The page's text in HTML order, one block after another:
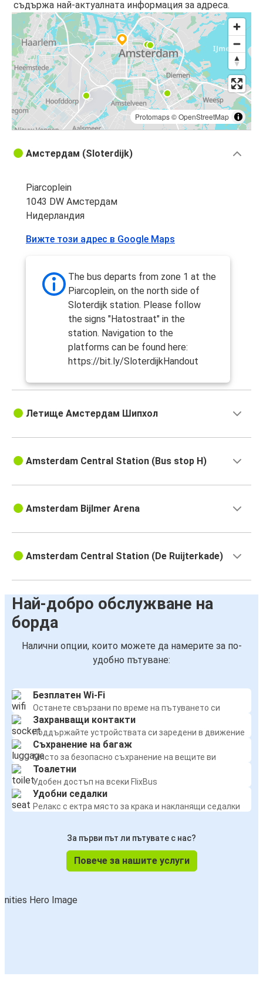
съдържа най-актуалната информация за адреса.
Protomaps©OpenStreetMap
Амстердам (Sloterdijk)
Piarcoplein
1043 DW Амстердам
Нидерландия
Вижте този адрес в Google Maps
The bus departs from zone 1 at the
Piarcoplein, on the north side of
Sloterdijk station. Please follow
the signs "Hatostraat" in the
station. Navigation to the
platforms can be found here:
https://bit.ly/SloterdijkHandout
Летище Амстердам Шипхол
Amsterdam Central Station (Bus stop H)
Amsterdam Bijlmer Arena
Amsterdam Central Station (De Ruijterkade)
Най-добро обслужване на
борда
Налични опции, които можете да намерите за по-
удобно пътуване:
Безплатен Wi-Fi
Останете свързани по време на пътуването си
Захранващи контакти
Поддържайте устройствата си заредени в движение
Съхранение на багаж
Място за безопасно съхранение на вещите ви
Тоалетни
Удобен достъп на всеки FlixBus
Удобни седалки
Релакс с ектра място за крака и накланящи седалки
За първи път ли пътувате с нас?
Повече за нашите услуги